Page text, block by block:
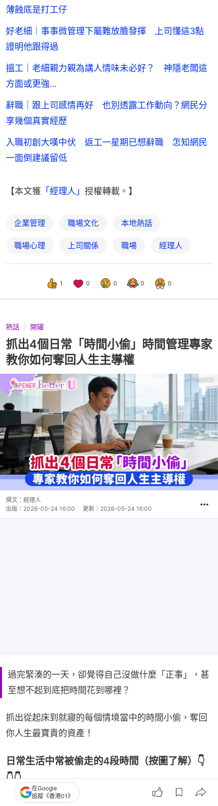
薄蝕底是打工仔
好老細｜事事微管理下屬難放膽發揮 上司懂這3點
證明他跟得過
搵工｜老細親力親為講人情味未必好？ 神隱老闆這
方面或更強…
辭職｜跟上司感情再好 也別透露工作動向？網民分
享幾個真實經歷
入職初創大嘆中伏 返工一星期已想辭職 怎知網民
一面倒建議留低
【本文獲 「經理人」 授權轉載。】
企業管理 職場文化 本地熱話
職場心理 上司關係 職場 經理人
1 0 0 0 0
熱話 開罐
抓出4個日常「時間小偷」時間管理專家
教你如何奪回人生主導權
撰文： 經理人
出版： 2026-05-24 16:00 更新： 2026-05-24 16:00
過完緊湊的一天，卻覺得自己沒做什麼「正事」，甚
至想不起到底把時間花到哪裡？
抓出從起床到就寢的每個情境當中的時間小偷，奪回
你人生最寶貴的資產！
日常生活中常被偷走的4段時間（按圖了解）👇
👇👇
在Google
追蹤《香港01》